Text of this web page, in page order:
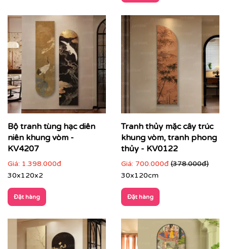
Khung viền: chất liệu composite, bo viền 2mm
Màu khung: màu đen, vàng, bạc
Bộ tranh tùng hạc diên
niên khung vòm -
KV4207
Giá: 1.398.000đ
30x120x2
Đặt hàng
Tranh thủy mặc cây trúc
khung vòm, tranh phong
thủy - KV0122
Giá: 700.000đ (378.000đ)
30x120cm
Đặt hàng